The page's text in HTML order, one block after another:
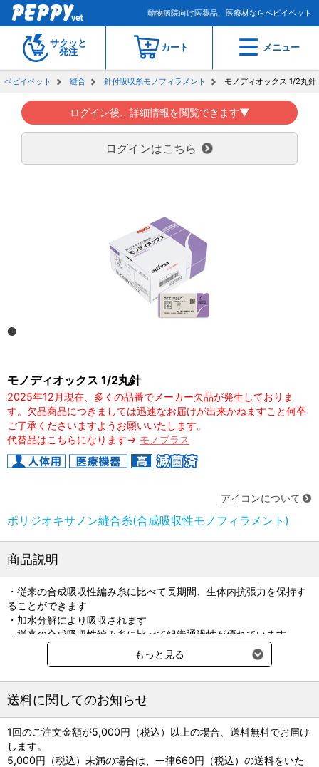
動物病院向け医薬品、医療材ならペピイベット
サクッと
発注
カート メニュー
ペピイベット 縫合 針付吸収糸モノフィラメント モノディオックス 1/2丸針
ログイン後、詳細情報を閲覧できます▼
ログインはこちら
モノディオックス 1/2丸針
2025年12月現在、多くの品番でメーカー欠品が発生しておりま
す。欠品商品につきましては迅速なお届けが出来かねますこと何卒
ご了承くださいますようお願いいたします。
代替品はこちらになります→ モノプラス
アイコンについて
ポリジオキサノン縫合糸(合成吸収性モノフィラメント)
商品説明
・従来の合成吸収性編み糸に比べて長期間、生体内抗張力を保持す
ることができます
・加水分解により吸収されます
・従来の合成吸収性編み糸に比べて組織通過性が優れています
・適度な可塑性により確実な結節ができます
・連続縫合時の切れ味が持続し安定した把持性を有する縫合針を採
吸収期間：180～220日
生体内抗張力残留度：8週間目 50％
製造販売元：アルフレッサ ファーマ
医療機器承認番号：21700BZZ00463000
もっと見る
送料に関してのお知らせ
1回のご注文金額が5,000円（税込）以上の場合、送料無料でお届け
します。
5,000円（税込）未満の場合は、一律660円（税込）の送料をいた